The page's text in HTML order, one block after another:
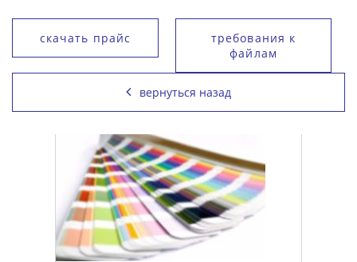
скачать прайс
требования к
файлам
вернуться назад